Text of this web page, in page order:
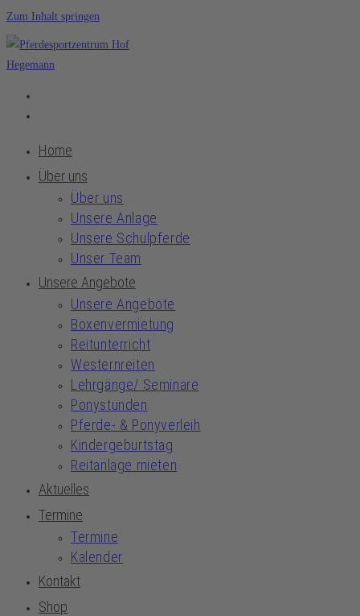
Zum Inhalt springen
Home
Über uns
Über uns
Unsere Anlage
Unsere Schulpferde
Unser Team
Unsere Angebote
Unsere Angebote
Boxenvermietung
Reitunterricht
Westernreiten
Lehrgänge/ Seminare
Ponystunden
Pferde- & Ponyverleih
Kindergeburtstag
Reitanlage mieten
Aktuelles
Termine
Termine
Kalender
Kontakt
Shop